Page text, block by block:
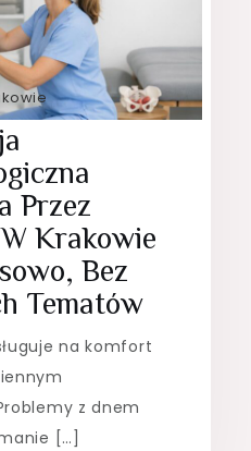
Przez
Krakowie
Bez
Tematów
na komfort
z dnem
[…]